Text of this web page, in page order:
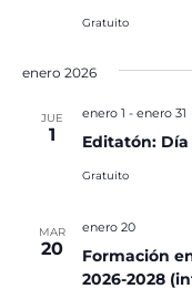
Gratuito
enero 2026
JUE
1 Editatón:
enero 1 - enero 31
Gratuito
MAR
20
Formación
2026-2028
enero 20